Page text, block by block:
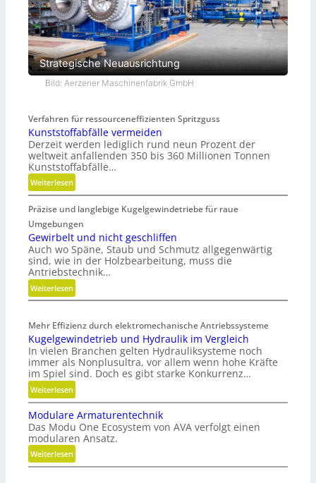
Strategische Neuausrichtung
Bild: Aerzener Maschinenfabrik GmbH
Verfahren für ressourceneffizienten Spritzguss
Kunststoffabfälle vermeiden
Derzeit werden lediglich rund neun Prozent der
weltweit anfallenden 350 bis 360 Millionen Tonnen
Kunststoffabfälle…
Weiterlesen:
K
u
n
s
t
s
t
o
f
a
b
f
ä
l
l
v
e
r
m
Präzise und langlebige Kugelgewindetriebe für raue
Umgebungen
Gewirbelt und nicht geschliffen
Auch wo Späne, Staub und Schmutz allgegenwärtig
sind, wie in der Holzbearbeitung, muss die
Antriebstechnik…
Weiterlesen:
G
w
i
r
b
e
l
u
n
d
n
Mehr Effizienz durch elektromechanische Antriebssysteme
Kugelgewindetrieb und Hydraulik im Vergleich
In vielen Branchen gelten Hydrauliksysteme noch
immer als Nonplusultra, vor allem wenn hohe Kräfte
im Spiel sind. Doch es gibt starke Konkurrenz…
Weiterlesen:
K
u
g
e
l
g
Modulare Armaturentechnik
Das Modu One Ecosystem von AVA verfolgt einen
modularen Ansatz.
Weiterlesen:
M